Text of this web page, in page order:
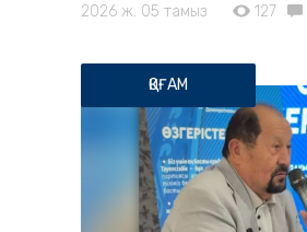
2026 ж. 05 тамыз 127
ҚОҒАМ